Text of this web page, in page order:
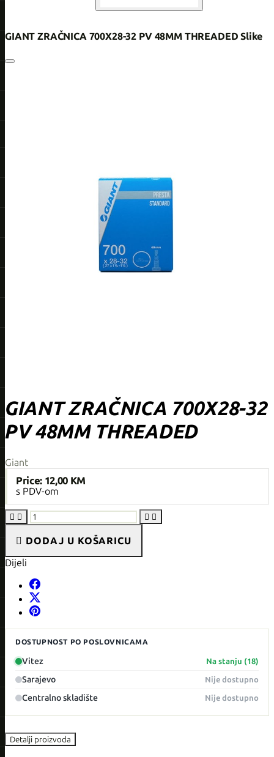
GIANT ZRAČNICA 700X28-32 PV 48MM THREADED Slike
GIANT ZRAČNICA 700X28-32
PV 48MM THREADED
Giant
Price: 12,00 KM
s PDV-om
   
 DODAJ U KOŠARICU
Dijeli
DOSTUPNOST PO POSLOVNICAMA
Vitez Na stanju (18)
Sarajevo Nije dostupno
Centralno skladište Nije dostupno
Detalji proizvoda